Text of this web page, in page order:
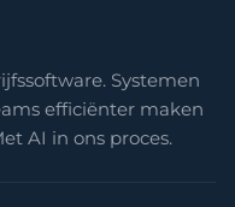
Systemen
efficiënter maken
AI in ons proces.